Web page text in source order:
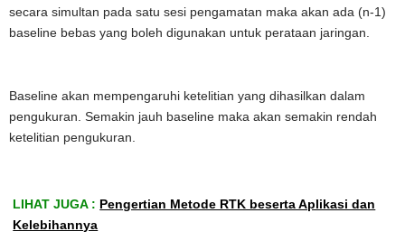
secara simultan pada satu sesi pengamatan maka akan ada (n-1)
baseline bebas yang boleh digunakan untuk perataan jaringan.
Baseline akan mempengaruhi ketelitian yang dihasilkan dalam
pengukuran. Semakin jauh baseline maka akan semakin rendah
ketelitian pengukuran.
LIHAT JUGA : Pengertian Metode RTK beserta Aplikasi dan
Kelebihannya